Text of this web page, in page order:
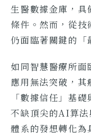
生醫數據金庫，
條件。然而，從技
仍面臨著關鍵的「
如同智慧醫療所面
應用無法突破，
「數據信任」基
不缺頂尖的AI算
體系的發想轉化為